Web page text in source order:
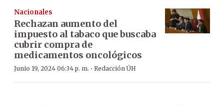
Nacionales
Rechazan aumento del
impuesto al tabaco que buscaba
cubrir compra de
medicamentos oncológicos
Junio 19, 2024 06:34 p. m. · Redacción ÚH